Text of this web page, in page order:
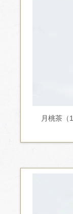
月桃茶